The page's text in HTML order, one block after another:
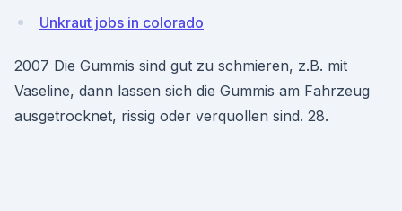
Unkraut jobs in colorado
2007 Die Gummis sind gut zu schmieren, z.B. mit
Vaseline, dann lassen sich die Gummis am Fahrzeug
ausgetrocknet, rissig oder verquollen sind. 28.